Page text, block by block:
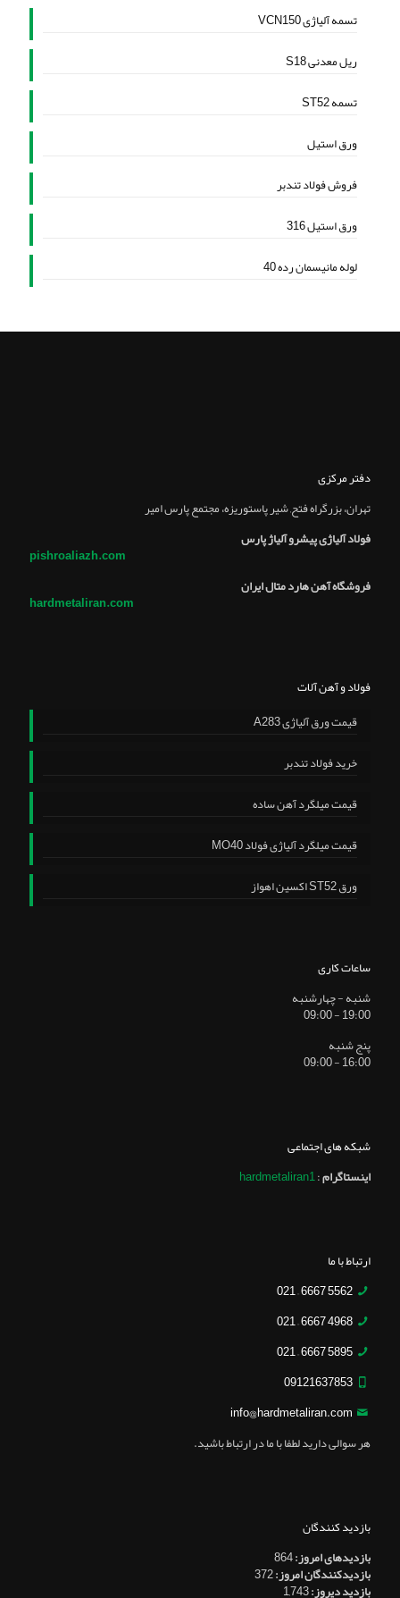
تسمه آلیاژی VCN150
ریل معدنی S18
تسمه ST52
ورق استیل
فروش فولاد تندبر
ورق استیل 316
لوله مانیسمان رده 40
دفتر مرکزی
تهران، بزرگراه فتح, شير پاستوريزه، مجتمع پارس امير
فولاد آلیاژی پیشرو آلیاژ پارس
pishroaliazh.com
فروشگاه آهن هارد متال ایران
hardmetaliran.com
فولاد و آهن آلات
قیمت ورق آلیاژی A283
خرید فولاد تندبر
قیمت میلگرد آهن ساده
قیمت میلگرد آلیاژی فولاد MO40
ورق ST52 اکسین اهواز
ساعات کاری
شنبه - چهارشنبه
19:00 - 09:00
پنج شنبه
16:00 - 09:00
شبکه های اجتماعی
اینستاگرام:
hardmetaliran1
ارتباط با ما
5562 6667 – 021
4968 6667 – 021
5895 6667 – 021
09121637853
info@hardmetaliran.com
هر سوالی دارید لطفا با ما در ارتباط باشید.
بازدید کنندگان
بازدیدهای امروز:864
بازدیدکنندگان امروز:372
بازدید دیروز:1,743